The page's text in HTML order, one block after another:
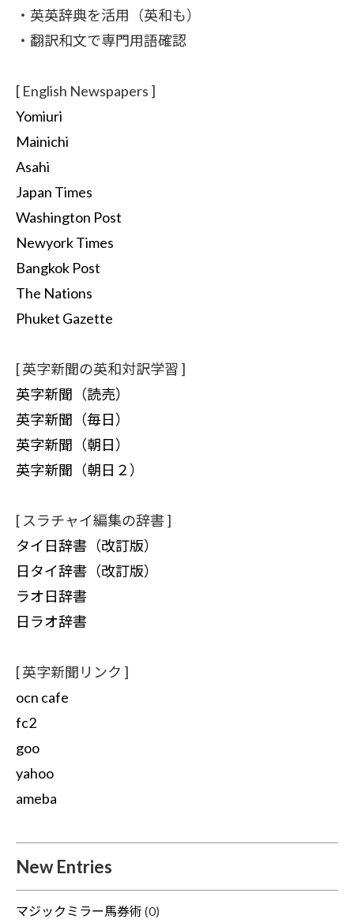
・英英辞典を活用（英和も）
・翻訳和文で専門用語確認
[ English Newspapers ]
Yomiuri
Mainichi
Asahi
Japan Times
Washington Post
Newyork Times
Bangkok Post
The Nations
Phuket Gazette
[ 英字新聞の英和対訳学習 ]
英字新聞（読売）
英字新聞（毎日）
英字新聞（朝日）
英字新聞（朝日２）
[ スラチャイ編集の辞書 ]
タイ日辞書（改訂版）
日タイ辞書（改訂版）
ラオ日辞書
日ラオ辞書
[ 英字新聞リンク ]
ocn cafe
fc2
goo
yahoo
ameba
New Entries
マジックミラー馬券術 (0)